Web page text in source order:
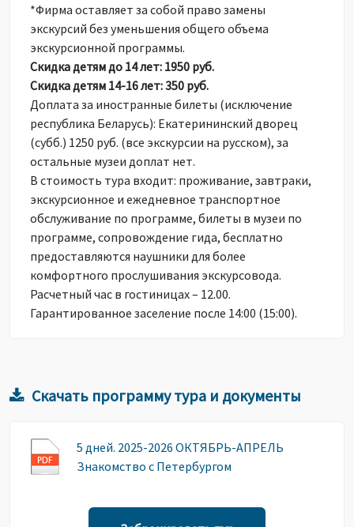
*Фирма оставляет за собой право замены
экскурсий без уменьшения общего объема
экскурсионной программы.
Скидка детям до 14 лет: 1950 руб.
Скидка детям 14-16 лет: 350 руб.
Доплата за иностранные билеты (исключение
республика Беларусь): Екатерининский дворец
(субб.) 1250 руб. (все экскурсии на русском), за
остальные музеи доплат нет.
В стоимость тура входит: проживание, завтраки,
экскурсионное и ежедневное транспортное
обслуживание по программе, билеты в музеи по
программе, сопровождение гида, бесплатно
предоставляются наушники для более
комфортного прослушивания экскурсовода.
Расчетный час в гостиницах – 12.00.
Гарантированное заселение после 14:00 (15:00).
Скачать программу тура и документы
5 дней. 2025-2026 ОКТЯБРЬ-АПРЕЛЬ
Знакомство с Петербургом